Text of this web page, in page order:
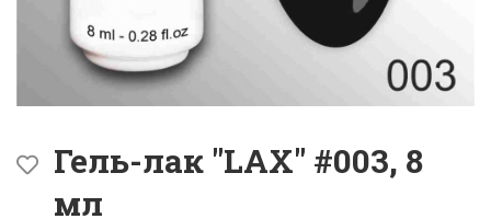
Гель-лак "LAX" #003, 8
мл